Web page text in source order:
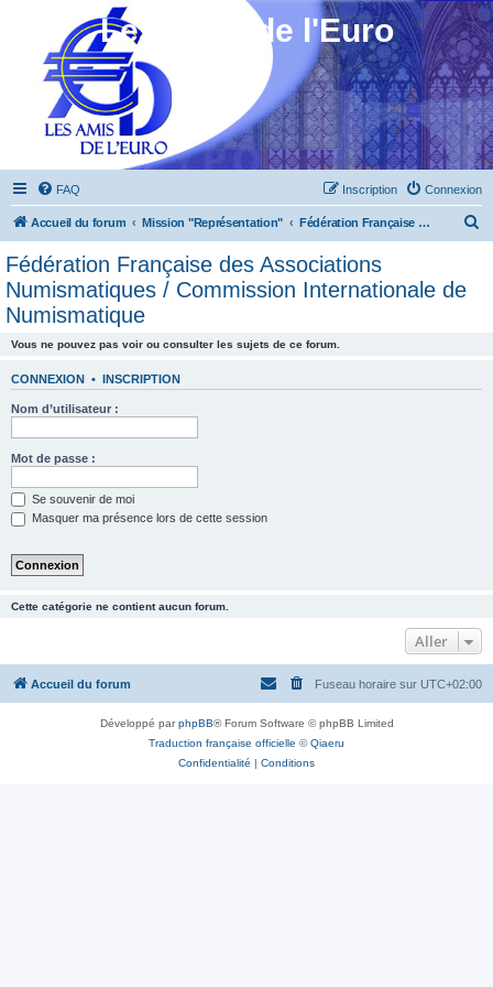
Les Amis de l'Euro
FAQ Connexion
Inscription
Accueil du forum Mission "Représentation" Fédération Française des Associations Numismatiques / Commission Internationale de Numismatique
Fédération Française des Associations
Numismatiques / Commission Internationale de
Numismatique
Vous ne pouvez pas voir ou consulter les sujets de ce forum.
CONNEXION • INSCRIPTION
Nom d’utilisateur :
Mot de passe :
Se souvenir de moi
Masquer ma présence lors de cette session
Cette catégorie ne contient aucun forum.
Aller
Accueil du forum Fuseau horaire sur UTC+02:00
Développé parphpBB® Forum Software © phpBB Limited
Traduction française officielle ©Qiaeru
Confidentialité | Conditions